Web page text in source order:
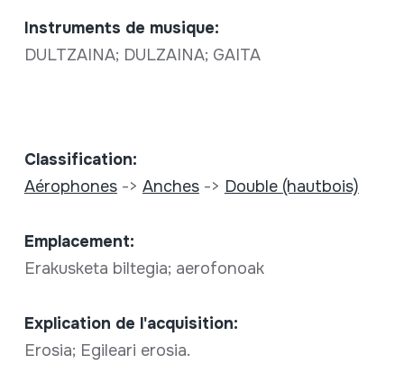
Instruments de musique:
DULTZAINA; DULZAINA; GAITA
Classification:
Aérophones-> Anches-> Double (hautbois)
Emplacement:
Erakusketa biltegia; aerofonoak
Explication de l'acquisition:
Erosia; Egileari erosia.